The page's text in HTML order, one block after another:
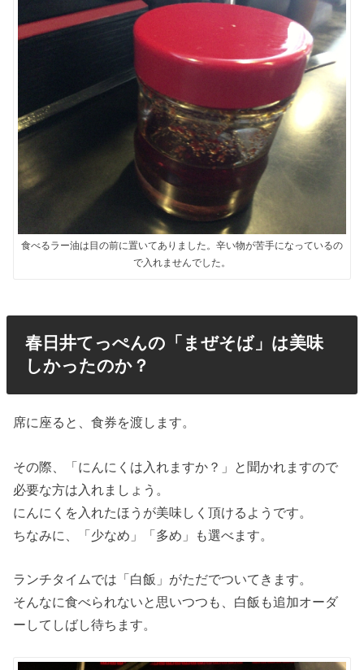
食べるラー油は目の前に置いてありました。辛い物が苦手になっているの
で入れませんでした。
春日井てっぺんの「まぜそば」は美味
しかったのか？
席に座ると、食券を渡します。
その際、「にんにくは入れますか？」と聞かれますので
必要な方は入れましょう。
にんにくを入れたほうが美味しく頂けるようです。
ちなみに、「少なめ」「多め」も選べます。
ランチタイムでは「白飯」がただでついてきます。
そんなに食べられないと思いつつも、白飯も追加オーダ
ーしてしばし待ちます。